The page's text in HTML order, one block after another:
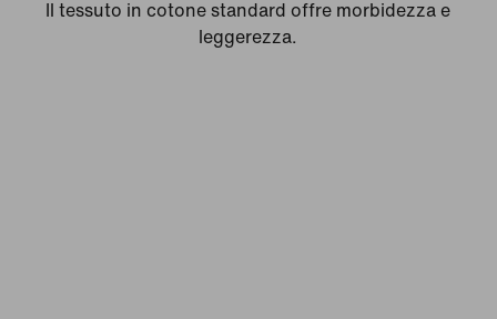
Il tessuto in cotone standard offre morbidezza e
leggerezza.